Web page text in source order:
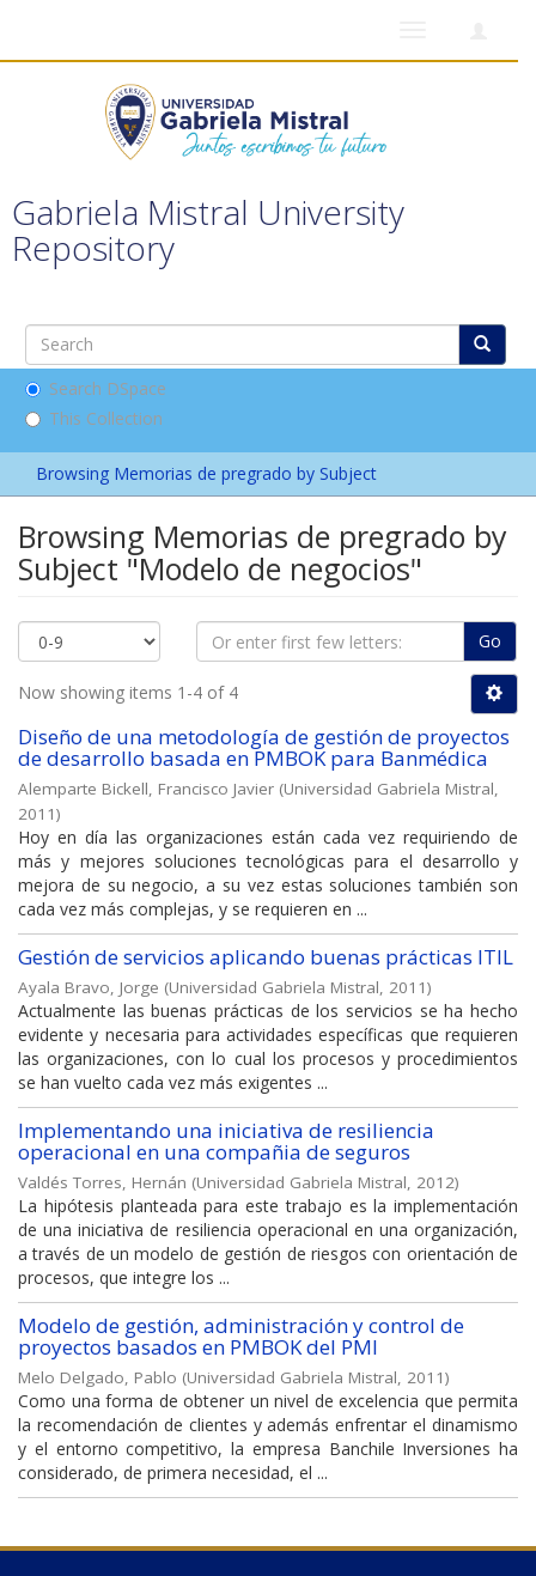
Gabriela Mistral University
Repository
Search DSpace
This Collection
Browsing Memorias de pregrado by Subject
Browsing Memorias de pregrado by
Subject "Modelo de negocios"
Go
Now showing items 1-4 of 4
Diseño de una metodología de gestión de proyectos
de desarrollo basada en PMBOK para Banmédica
Alemparte Bickell, Francisco Javier (Universidad Gabriela Mistral,
2011)
Hoy en día las organizaciones están cada vez requiriendo de
más y mejores soluciones tecnológicas para el desarrollo y
mejora de su negocio, a su vez estas soluciones también son
cada vez más complejas, y se requieren en ...
Gestión de servicios aplicando buenas prácticas ITIL
Ayala Bravo, Jorge (Universidad Gabriela Mistral, 2011)
Actualmente las buenas prácticas de los servicios se ha hecho
evidente y necesaria para actividades específicas que requieren
las organizaciones, con lo cual los procesos y procedimientos
se han vuelto cada vez más exigentes ...
Implementando una iniciativa de resiliencia
operacional en una compañia de seguros
Valdés Torres, Hernán (Universidad Gabriela Mistral, 2012)
La hipótesis planteada para este trabajo es la implementación
de una iniciativa de resiliencia operacional en una organización,
a través de un modelo de gestión de riesgos con orientación de
procesos, que integre los ...
Modelo de gestión, administración y control de
proyectos basados en PMBOK del PMI
Melo Delgado, Pablo (Universidad Gabriela Mistral, 2011)
Como una forma de obtener un nivel de excelencia que permita
la recomendación de clientes y además enfrentar el dinamismo
y el entorno competitivo, la empresa Banchile Inversiones ha
considerado, de primera necesidad, el ...